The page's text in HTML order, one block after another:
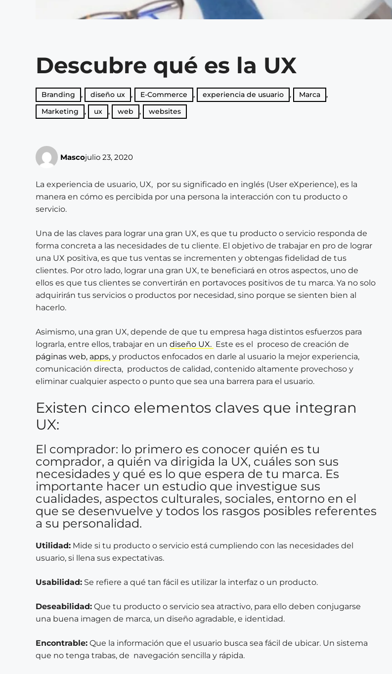
Descubre qué es la UX
Branding , diseño ux , E-Commerce , experiencia de usuario , Marca
,
Marketing
, ux , web , websites
Mascojulio 23, 2020
La experiencia de usuario, UX, por su significado en inglés (User eXperience), es la
manera en cómo es percibida por una persona la interacción con tu producto o
servicio.
Una de las claves para lograr una gran UX, es que tu producto o servicio responda de
forma concreta a las necesidades de tu cliente. El objetivo de trabajar en pro de lograr
una UX positiva, es que tus ventas se incrementen y obtengas fidelidad de tus
clientes. Por otro lado, lograr una gran UX, te beneficiará en otros aspectos, uno de
ellos es que tus clientes se convertirán en portavoces positivos de tu marca. Ya no solo
adquirirán tus servicios o productos por necesidad, sino porque se sienten bien al
hacerlo.
Asimismo, una gran UX, depende de que tu empresa haga distintos esfuerzos para
lograrla, entre ellos, trabajar en un diseño UX. Este es el proceso de creación de
páginas web, apps, y productos enfocados en darle al usuario la mejor experiencia,
comunicación directa, productos de calidad, contenido altamente provechoso y
eliminar cualquier aspecto o punto que sea una barrera para el usuario.
Existen cinco elementos claves que integran
UX:
El comprador: lo primero es conocer quién es tu
comprador, a quién va dirigida la UX, cuáles son sus
necesidades y qué es lo que espera de tu marca. Es
importante hacer un estudio que investigue sus
cualidades, aspectos culturales, sociales, entorno en el
que se desenvuelve y todos los rasgos posibles referentes
a su personalidad.
Utilidad: Mide si tu producto o servicio está cumpliendo con las necesidades del
usuario, si llena sus expectativas.
Usabilidad: Se refiere a qué tan fácil es utilizar la interfaz o un producto.
Deseabilidad: Que tu producto o servicio sea atractivo, para ello deben conjugarse
una buena imagen de marca, un diseño agradable, e identidad.
Encontrable: Que la información que el usuario busca sea fácil de ubicar. Un sistema
que no tenga trabas, de navegación sencilla y rápida.